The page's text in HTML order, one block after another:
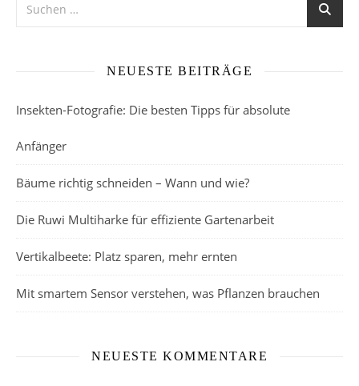
NEUESTE BEITRÄGE
Insekten-Fotografie: Die besten Tipps für absolute
Anfänger
Bäume richtig schneiden – Wann und wie?
Die Ruwi Multiharke für effiziente Gartenarbeit
Vertikalbeete: Platz sparen, mehr ernten
Mit smartem Sensor verstehen, was Pflanzen brauchen
NEUESTE KOMMENTARE